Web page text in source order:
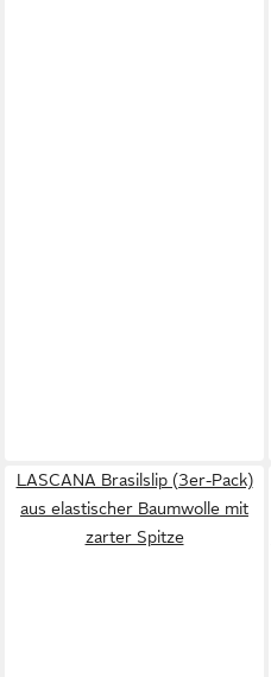
LASCANA Brasilslip (3er-Pack)
aus elastischer Baumwolle mit
zarter Spitze